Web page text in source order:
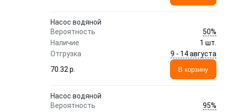
Насос водяной
Вероятность
50%
Наличие
1 шт.
Отгрузка
9 - 14 августа
70.32 p.
В корзину
Насос водяной
Вероятность
95%